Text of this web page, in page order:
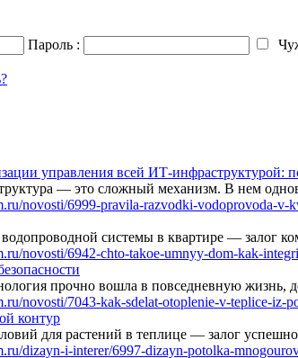
Пароль :
управления всей ИТ-инфраструктурой:
— это сложный механизм. В нем
системы в квартире — залог
прочно вошла в повседневную жизнь,
контур
для растений в теплице — залог